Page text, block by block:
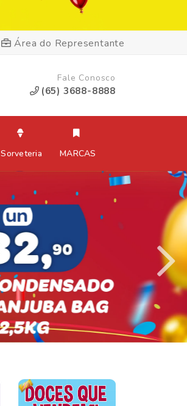
Área do Representante
Fale Conosco
(65) 3688-8888
Sorveteria MARCAS